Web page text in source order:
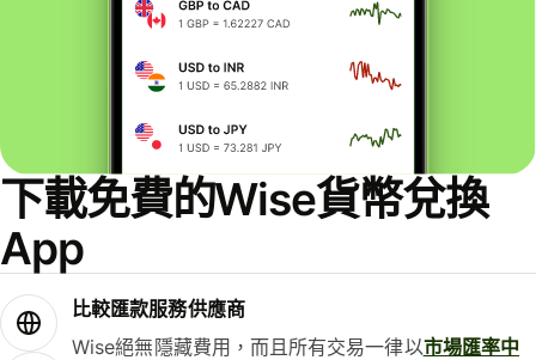
下載免費的Wise貨幣兌換
App
比較匯款服務供應商
Wise絕無隱藏費用，而且所有交易一律以市場匯率中